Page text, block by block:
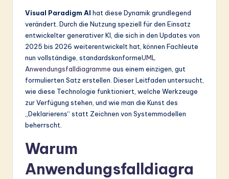
ti
Visual Paradigm AI hat diese Dynamik grundlegend
verändert. Durch die Nutzung speziell für den Einsatz
entwickelter generativer KI, die sich in den Updates von
2025 bis 2026 weiterentwickelt hat, können Fachleute
nun vollständige, standardskonformeUML
Anwendungsfalldiagramme aus einem einzigen, gut
formulierten Satz erstellen. Dieser Leitfaden untersucht,
wie diese Technologie funktioniert, welche Werkzeuge
zur Verfügung stehen, und wie man die Kunst des
„Deklarierens“ statt Zeichnen von Systemmodellen
beherrscht.
Warum
Anwendungsfalldiagra